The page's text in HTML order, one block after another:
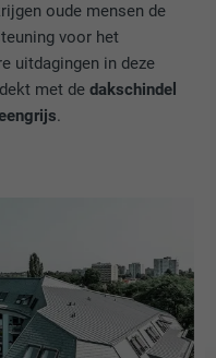
oude mensen de
voor het
uitdagingen in deze
met dedakschindel
.